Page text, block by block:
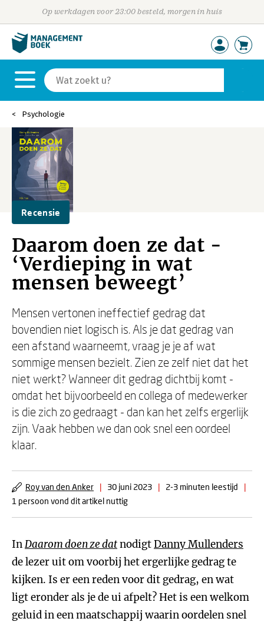
Op werkdagen voor 23:00 besteld, morgen in huis
Psychologie
Recensie
Daarom doen ze dat -
‘Verdieping in wat
mensen beweegt’
Mensen vertonen ineffectief gedrag dat
bovendien niet logisch is. Als je dat gedrag van
een afstand waarneemt, vraag je je af wat
sommige mensen bezielt. Zien ze zelf niet dat het
niet werkt? Wanneer dit gedrag dichtbij komt -
omdat het bijvoorbeeld en collega of medewerker
is die zich zo gedraagt - dan kan het zelfs ergerlijk
zijn. Vaak hebben we dan ook snel een oordeel
klaar.
Roy van den Anker | 30 juni 2023 | 2-3 minuten leestijd
|
1 persoon vond dit artikel nuttig
InDaarom doen ze datnodigtDanny Mullenders
de lezer uit om voorbij het ergerlijke gedrag te
kijken. Is er een reden voor dit gedrag, en wat
ligt eronder als je de ui afpelt? Het is een welkom
geluid in een maatschappij waarin oordelen snel